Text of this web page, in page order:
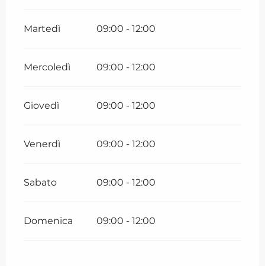
Martedì 09:00 - 12:00
Mercoledì 09:00 - 12:00
Giovedì 09:00 - 12:00
Venerdì 09:00 - 12:00
Sabato 09:00 - 12:00
Domenica 09:00 - 12:00